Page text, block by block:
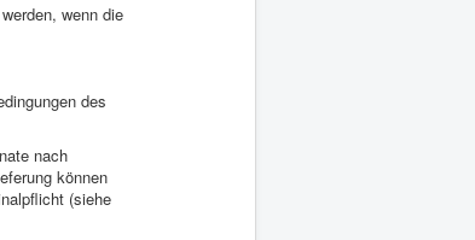
wenn die
des
nach
können
(siehe